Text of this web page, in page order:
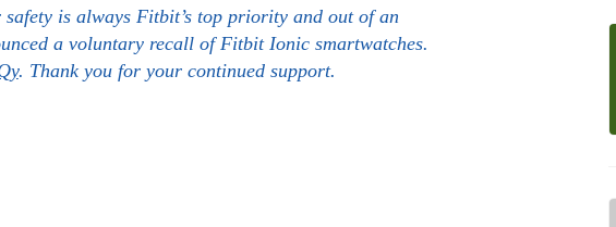
safety is always Fitbit’s top priority and out of an
a voluntary recall of Fitbit Ionic smartwatches.
. Thank you for your continued support.